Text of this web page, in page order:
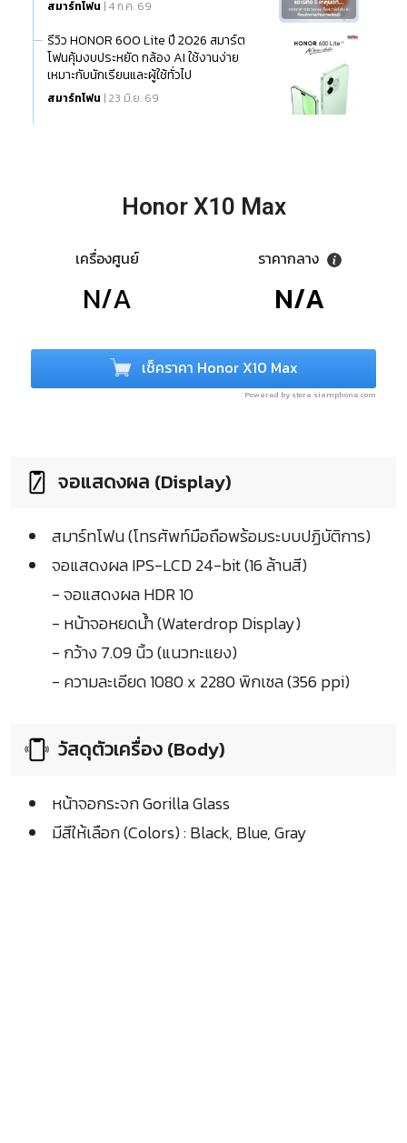
สมาร์ทโฟน | 4 ก.ค. 69
รีวิว HONOR 600 Lite ปี 2026 สมาร์ต
โฟนคุ้มงบประหยัด กล้อง AI ใช้งานง่าย
เหมาะกับนักเรียนและผู้ใช้ทั่วไป
สมาร์ทโฟน | 23 มิ.ย. 69
Honor X10 Max
เครื่องศูนย์
N/A
ราคากลาง
N/A
เช็คราคา Honor X10 Max
Powered by store.siamphone.com
จอแสดงผล (Display)
สมาร์ทโฟน (โทรศัพท์มือถือพร้อมระบบปฏิบัติการ)
จอแสดงผล IPS-LCD 24-bit (16 ล้านสี)
- จอแสดงผล HDR 10
- หน้าจอหยดน้ำ (Waterdrop Display)
- กว้าง 7.09 นิ้ว (แนวทะแยง)
- ความละเอียด 1080 x 2280 พิกเซล (356 ppi)
วัสดุตัวเครื่อง (Body)
หน้าจอกระจก Gorilla Glass
มีสีให้เลือก (Colors) : Black, Blue, Gray